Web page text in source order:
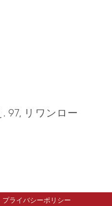
97, リワンロー
プライバシーポリシー